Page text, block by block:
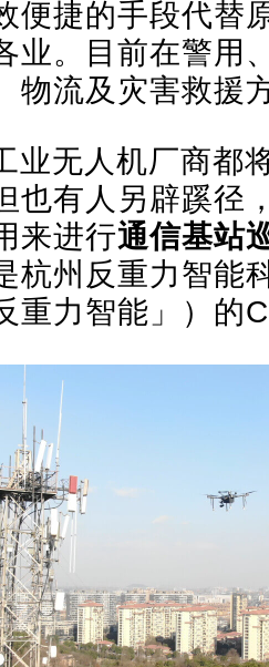
便捷的手段代替
业。目前在警用
物流及灾害救援
业无人机厂商都
也有人另辟蹊径
来进行通信基站
杭州反重力智能
重力智能」）的